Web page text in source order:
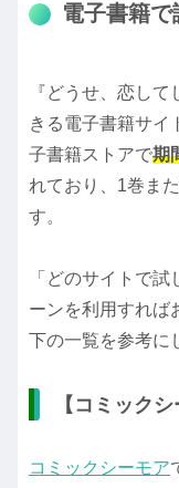
電子書籍
『どうせ、恋し
きる電子書籍サイ
子書籍ストアで期
れており、1巻ま
す。
「どのサイトで
ーンを利用すれば
下の一覧を参考に
【コミック
コミックシーモア